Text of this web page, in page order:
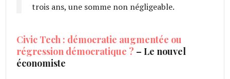
trois ans, une somme non négligeable.
Civic Tech : démocratie augmentée ou
régression démocratique ? – Le nouvel
économiste